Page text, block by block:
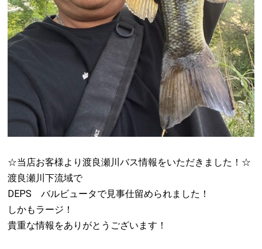
☆当店お客様より渡良瀬川バス情報をいただきました！☆
渡良瀬川下流域で
DEPS バルビュータで見事仕留められました！
しかもラージ！
貴重な情報をありがとうございます！